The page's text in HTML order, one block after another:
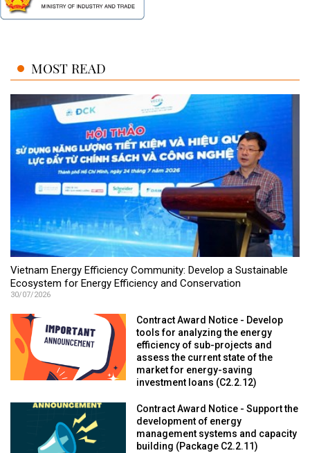
MOST READ
Vietnam Energy Efficiency Community: Develop a Sustainable
Ecosystem for Energy Efficiency and Conservation
30/07/2026
Contract Award Notice - Develop
tools for analyzing the energy
efficiency of sub-projects and
assess the current state of the
market for energy-saving
investment loans (C2.2.12)
Contract Award Notice - Support the
development of energy
management systems and capacity
building (Package C2.2.11)